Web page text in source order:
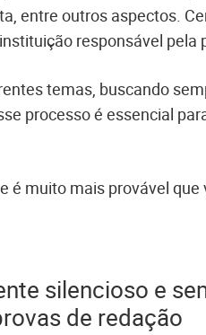
entre outros aspectos.
responsável pela
temas, buscando
processo é essencial
é muito mais provável
silencioso e
de redação